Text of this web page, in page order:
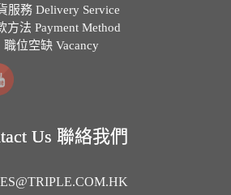
服務 Delivery Service
方法 Payment Method
職位空缺 Vacancy
Us 聯絡我們